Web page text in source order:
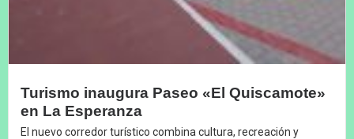
Turismo inaugura Paseo «El Quiscamote»
en La Esperanza
El nuevo corredor turístico combina cultura, recreación y